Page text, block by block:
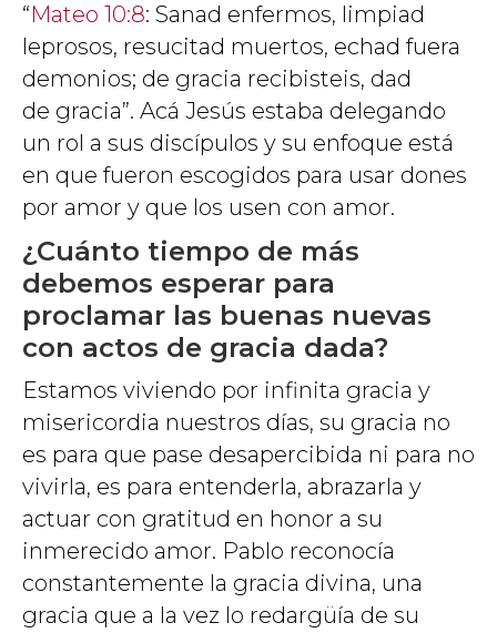
“Mateo 10:8: Sanad enfermos, limpiad
leprosos, resucitad muertos, echad fuera
demonios; de gracia recibisteis, dad
de gracia”. Acá Jesús estaba delegando
un rol a sus discípulos y su enfoque está
en que fueron escogidos para usar dones
por amor y que los usen con amor.
¿Cuánto tiempo de más
debemos esperar para
proclamar las buenas nuevas
con actos de gracia dada?
Estamos viviendo por infinita gracia y
misericordia nuestros días, su gracia no
es para que pase desapercibida ni para no
vivirla, es para entenderla, abrazarla y
actuar con gratitud en honor a su
inmerecido amor. Pablo reconocía
constantemente la gracia divina, una
gracia que a la vez lo redargüía de su